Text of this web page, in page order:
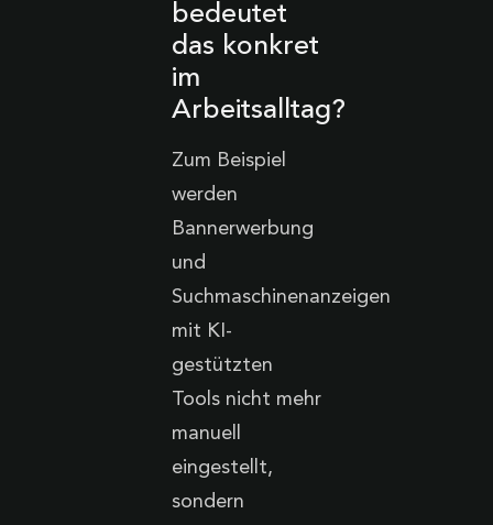
bedeutet
das konkret
im
Arbeitsalltag?
Zum Beispiel
werden
Bannerwerbung
und
Suchmaschinenanzeigen
mit KI-
gestützten
Tools nicht mehr
manuell
eingestellt,
sondern